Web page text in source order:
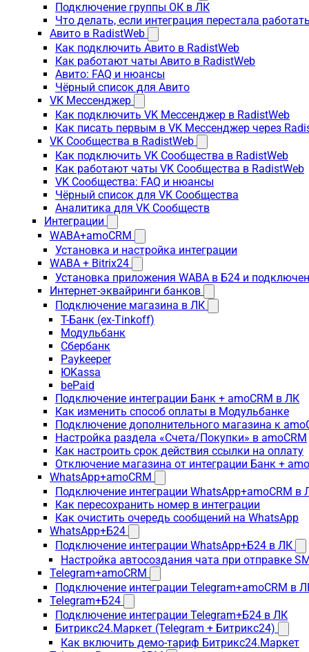
Подключение группы ОК в ЛК
Что делать, если интеграция перестала
Авито в RadistWeb
Как подключить Авито в RadistWeb
Как работают чаты Авито в RadistWeb
Авито: FAQ и нюансы
Чёрный список для Авито
VK Мессенджер
Как подключить VK Мессенджер в RadistWeb
Как писать первым в VK Мессенджер через
VK Сообщества в RadistWeb
Как подключить VK Сообщества в RadistWeb
Как работают чаты VK Сообщества в RadistWeb
VK Сообщества: FAQ и нюансы
Чёрный список для VK Сообщества
Аналитика для VK Сообществ
Интеграции
WABA+amoCRM
Установка и настройка интеграции
WABA + Bitrix24
Установка приложения WABA в Б24 и
Интернет-эквайринги банков
Подключение магазина в ЛК
Т-Банк (ex-Tinkoff)
Модульбанк
Сбербанк
Paykeeper
ЮKassa
bePaid
Подключение интеграции Банк + amoCRM в ЛК
Как изменить способ оплаты в Модульбанке
Подключение дополнительного магазина к
Настройка раздела «Счета/Покупки» в amoCRM
Как настроить срок действия ссылки на оплату
Отключение магазина от интеграции Банк +
WhatsApp+amoCRM
Подключение интеграции WhatsApp+amoCRM в
Как пересохранить номер в интеграции
Как очистить очередь сообщений на WhatsApp
WhatsApp+Б24
Подключение интеграции WhatsApp+Б24 в ЛК
Настройка автосоздания чата при отправке
Telegram+amoCRM
Подключение интеграции Telegram+amoCRM в
Telegram+Б24
Подключение интеграции Telegram+Б24 в ЛК
Битрикс24.Маркет (Telegram + Битрикс24)
Как включить демо-тариф Битрикс24.Маркет